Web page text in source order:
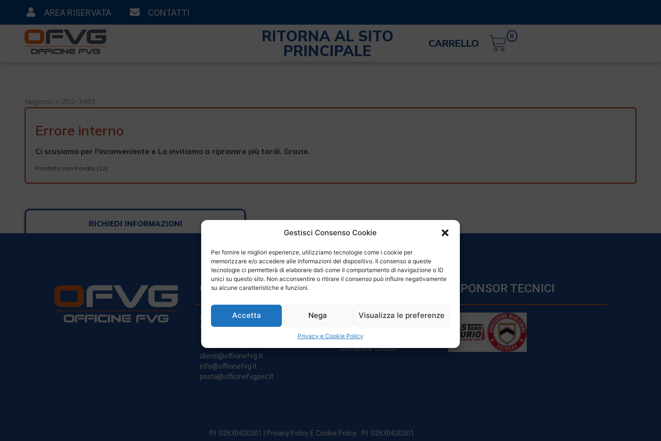
Gestisci Consenso Cookie
Per fornire le migliori esperienze, utilizziamo tecnologie come i cookie per
memorizzare e/o accedere alle informazioni del dispositivo. Il consenso a queste
tecnologie ci permetterà di elaborare dati come il comportamento di navigazione o ID
unici su questo sito. Non acconsentire o ritirare il consenso può influire negativamente
su alcune caratteristiche e funzioni.
Accetta Nega Visualizza le preferenze
Privacy e Cookie Policy
AREA RISERVATA CONTATTI
RITORNA AL SITO
PRINCIPALE CARRELLO
0
Negozio > 052-3482
Errore interno
Ci scusiamo per l'inconveniente e La invitiamo a riprovare più tardi. Grazie.
Prodotto non trovato (12)
RICHIEDI INFORMAZIONI
CONTATTI
Sede Legale:
Via Principe Di Udine 144
33030 Campoformido (Ud)
clienti@officinefvg.it
info@officinefvg.it
posta@officinefvgpec.It
Da Lunedi A Venerdì
Sabato: 8:00 – 12:00
Domenica: Chiuso
SPONSOR TECNICI
P.I. 02630420301 | Privacy Policy E Cookie Policy P.I. 02630420301